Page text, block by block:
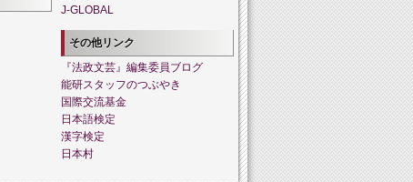
J-GLOBAL
その他リンク
『法政文芸』編集委員ブログ
能研スタッフのつぶやき
国際交流基金
日本語検定
漢字検定
日本村